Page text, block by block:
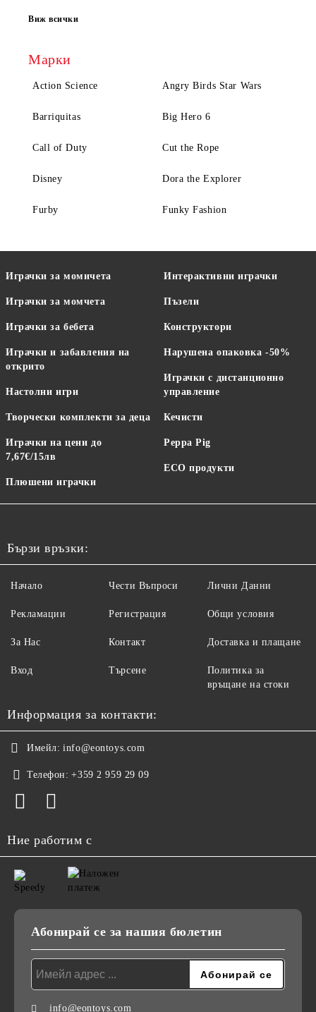
Виж всички
Марки
Action Science Angry Birds Star Wars
Barriquitas Big Hero 6
Call of Duty Cut the Rope
Disney Dora the Explorer
Furby Funky Fashion
Играчки за момичета
Играчки за момчета
Играчки за бебета
Играчки и забавления на
открито
Настолни игри
Творчески комплекти за деца
Играчки на цени до
7,67€/15лв
Плюшени играчки
Интерактивни играчки
Пъзели
Конструктори
Нарушена опаковка -50%
Играчки с дистанционно
управление
Кечисти
Peppa Pig
ECO продукти
Бързи връзки:
Начало
Рекламации
За Нас
Вход
Чести Въпроси
Регистрация
Контакт
Търсене
Лични Данни
Общи условия
Доставка и плащане
Политика за
връщане на стоки
Информация за контакти:
Имейл: info@eontoys.com
Телефон: +359 2 959 29 09
Ние работим с
Абонирай се за нашия бюлетин
info@eontoys.com